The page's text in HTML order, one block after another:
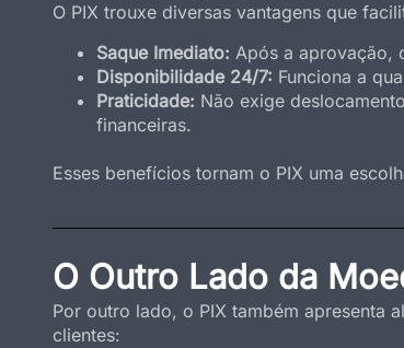
O PIX trouxe diversas vantagens que
Saque Imediato: Após a aprovação,
Disponibilidade 24/7: Funciona a
Praticidade: Não exige
financeiras.
Esses benefícios tornam o PIX uma
O Outro Lado da
Por outro lado, o PIX também apresenta
clientes: